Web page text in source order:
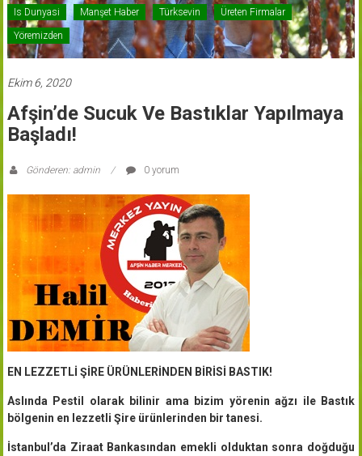
Is Dunyasi Manşet Haber Türksevin Üreten Firmalar
Yöremizden
Ekim 6, 2020
Afşin’de Sucuk Ve Bastıklar Yapılmaya
Başladı!
Gönderen: admin 0 yorum
EN LEZZETLİ ŞİRE ÜRÜNLERİNDEN BİRİSİ BASTIK!
Aslında Pestil olarak bilinir ama bizim yörenin ağzı ile Bastık
bölgenin en lezzetli Şire ürünlerinden bir tanesi.
İstanbul’da Ziraat Bankasından emekli olduktan sonra doğduğu